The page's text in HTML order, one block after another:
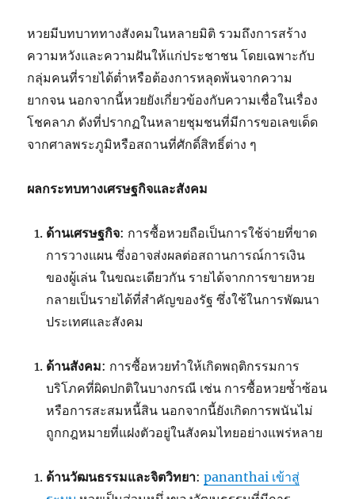
หวยมีบทบาททางสังคมในหลายมิติ รวมถึงการสร้าง
ความหวังและความฝันให้แก่ประชาชน โดยเฉพาะกับ
กลุ่มคนที่รายได้ต่ำหรือต้องการหลุดพ้นจากความ
ยากจน นอกจากนี้หวยยังเกี่ยวข้องกับความเชื่อในเรื่อง
โชคลาภ ดังที่ปรากฏในหลายชุมชนที่มีการขอเลขเด็ด
จากศาลพระภูมิหรือสถานที่ศักดิ์สิทธิ์ต่าง ๆ
ผลกระทบทางเศรษฐกิจและสังคม
ด้านเศรษฐกิจ: การซื้อหวยถือเป็นการใช้จ่ายที่ขาด
การวางแผน ซึ่งอาจส่งผลต่อสถานการณ์การเงิน
ของผู้เล่น ในขณะเดียวกัน รายได้จากการขายหวย
กลายเป็นรายได้ที่สำคัญของรัฐ ซึ่งใช้ในการพัฒนา
ประเทศและสังคม
ด้านสังคม: การซื้อหวยทำให้เกิดพฤติกรรมการ
บริโภคที่ผิดปกติในบางกรณี เช่น การซื้อหวยซ้ำซ้อน
หรือการสะสมหนี้สิน นอกจากนี้ยังเกิดการพนันไม่
ถูกกฎหมายที่แฝงตัวอยู่ในสังคมไทยอย่างแพร่หลาย
ด้านวัฒนธรรมและจิตวิทยา:pananthai เข้าสู่